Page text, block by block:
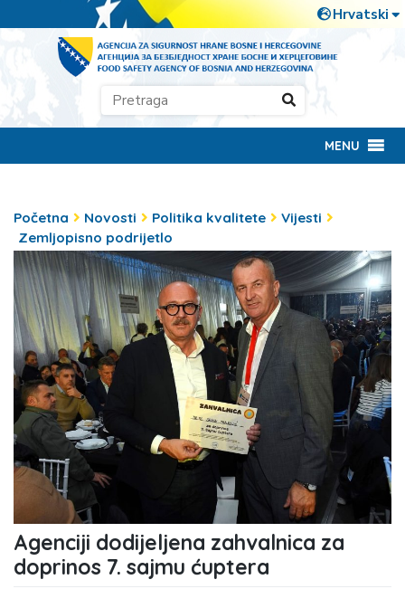
MENU
Početna Novosti Politika kvalitete
Vijesti
Zemljopisno podrijetlo
Agenciji dodijeljena zahvalnica za
doprinos 7. sajmu ćuptera